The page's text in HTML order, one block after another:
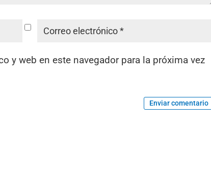
y web en este navegador para la próxima vez
Enviar comentario